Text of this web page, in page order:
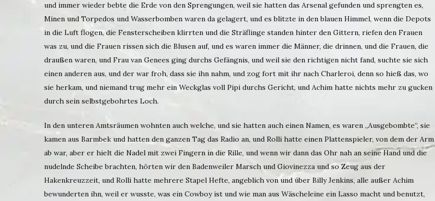
und immer wieder bebte die Erde von den Sprengungen, weil sie hatten das Arsenal gefunden und sprengten es,
Minen und Torpedos und Wasserbomben waren da gelagert, und es blitzte in den blauen Himmel, wenn die Depots
in die Luft flogen, die Fensterscheiben klirrten und die Sträflinge standen hinter den Gittern, riefen den Frauen
was zu, und die Frauen rissen sich die Blusen auf, und es waren immer die Männer, die drinnen, und die Frauen, die
draußen waren, und Frau van Genees ging durchs Gefängnis, und weil sie den richtigen nicht fand, suchte sie sich
einen anderen aus, und der war froh, dass sie ihn nahm, und zog fort mit ihr nach Charleroi, denn so hieß das, wo
sie herkam, und niemand trug mehr ein Weckglas voll Pipi durchs Gericht, und Achim hatte nichts mehr zu gucken
durch sein selbstgebohrtes Loch.
In den unteren Amtsräumen wohnten auch welche, und sie hatten auch einen Namen, es waren „Ausgebombte“, sie
kamen aus Barmbek und hatten den ganzen Tag das Radio an, und Rolli hatte einen Plattenspieler, von dem der Arm
ab war, aber er hielt die Nadel mit zwei Fingern in die Rille, und wenn wir dann das Ohr nah an seine Hand und die
nudelnde Scheibe brachten, hörten wir den Badenweiler Marsch und Giovinezza und so Zeug aus der
Hakenkreuzzeit, und Rolli hatte mehrere Stapel Hefte, angeblich von und über Billy Jenkins, alle außer Achim
bewunderten ihn, weil er wusste, was ein Cowboy ist und wie man aus Wäscheleine ein Lasso macht und benutzt,